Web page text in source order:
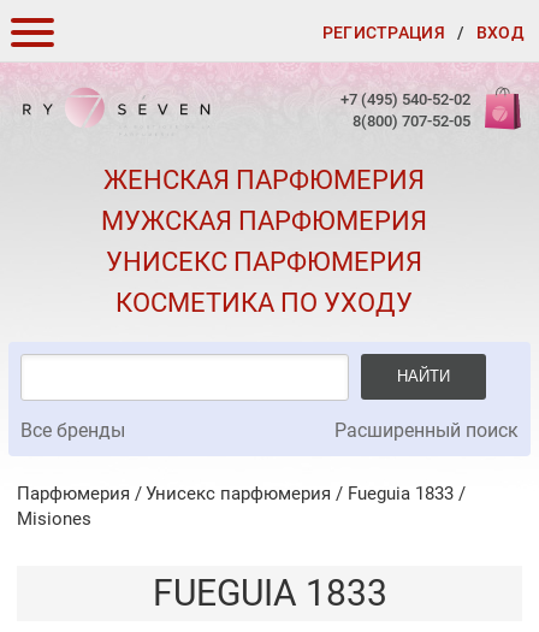
РЕГИСТРАЦИЯ / ВХОД
КАК ЗАКАЗАТЬ
СКИДКИ
КОНТАКТЫ
О КАЧЕСТВЕ
ПОДАРКИ К ЗАКАЗАМ
+7 (495) 540-52-02
8(800) 707-52-05
ЖЕНСКАЯ ПАРФЮМЕРИЯ
МУЖСКАЯ ПАРФЮМЕРИЯ
УНИСЕКС ПАРФЮМЕРИЯ
КОСМЕТИКА ПО УХОДУ
НАЙТИ
Все бренды Расширенный поиск
Парфюмерия Унисекс парфюмерия / Fueguia 1833 /
Misiones
FUEGUIA 1833